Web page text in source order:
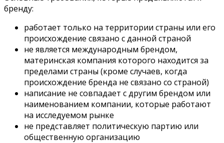
бренду:
работает только на территории страны или его
происхождение связано с данной страной
не является международным брендом,
материнская компания которого находится за
пределами страны (кроме случаев, когда
происхождение бренда не связано со страной)
написание не совпадает с другим брендом или
наименованием компании, которые работают
на исследуемом рынке
не представляет политическую партию или
общественную организацию